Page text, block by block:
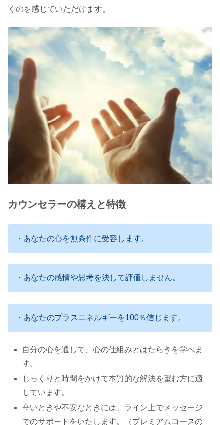
くのを感じていただけます。
カウンセラーの構えと特徴
・あなたの心を無条件に受容します。
・あなたの感情や思考を決して評価しません。
・あなたのプラスエネルギーを100％信じます。
自分の心を通して、心の仕組みとはたらきを学べま
す。
じっくりと時間をかけて本質的な解決を望む方に適
しています。
​辛いときや不安なときには、ライン上でメッセージ
でのサポートをいたします。（プレミアムコースの